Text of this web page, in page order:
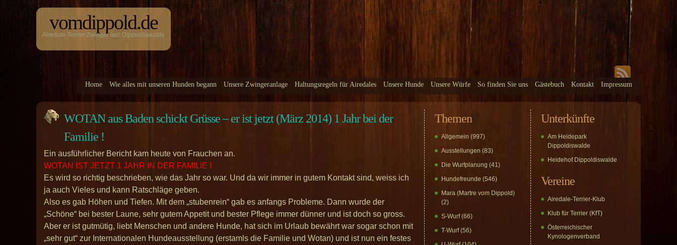
vomdippold.de
Airedale-Terrier Zwinger aus Dippoldiswalde
Home Wie alles mit unseren Hunden begann Unsere Zwingeranlage Haltungsregeln für Airedales Unsere Hunde Unsere Würfe So finden Sie uns Gästebuch Kontakt Impressum
WOTAN aus Baden schickt Grüsse – er ist jetzt (März 2014) 1 Jahr bei der
Familie !
Ein ausführlicher Bericht kam heute von Frauchen an.
WOTAN IST JETZT 1 JAHR IN DER FAMILIE !
Es wird so richtig beschrieben, wie das Jahr so war. Und da wir immer in gutem Kontakt sind, weiss ich
ja auch Vieles und kann Ratschläge geben.
Also es gab Höhen und Tiefen. Mit dem „stubenrein“ gab es anfangs Probleme. Dann wurde der
„Schöne“ bei bester Laune, sehr gutem Appetit und bester Pflege immer dünner und ist doch so gross.
Aber er ist gutmütig, liebt Menschen und andere Hunde, hat sich im Urlaub bewährt war sogar schon mit
„sehr gut“ zur Internationalen Hundeausstellung (erstamls die Familie und Wotan) und ist nun ein festes
Themen
Allgemein (997)
Ausstellungen (83)
Die Wurfplanung (41)
Hundefreunde (546)
Mara (Martre vom Dippold)
(2)
S-Wurf(66)
T-Wurf(56)
Unterkünfte
Am Heidepark
Dippoldiswalde
Heidehof Dippoldiswalde
Vereine
Airedale-Terrier-Klub
Klub für Terrier (KfT)
Österreichischer
Kynologenverband